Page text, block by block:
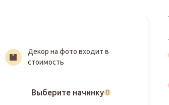
Декор на фото входит в
стоимость
Выберите начинку